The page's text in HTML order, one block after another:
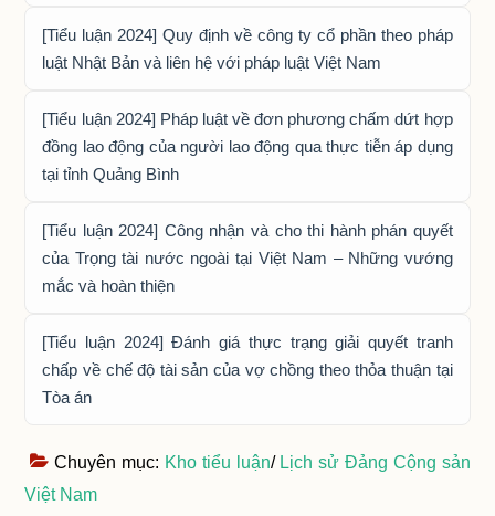
[Tiểu luận 2024] Quy định về công ty cổ phần theo pháp
luật Nhật Bản và liên hệ với pháp luật Việt Nam
[Tiểu luận 2024] Pháp luật về đơn phương chấm dứt hợp
đồng lao động của người lao động qua thực tiễn áp dụng
tại tỉnh Quảng Bình
[Tiểu luận 2024] Công nhận và cho thi hành phán quyết
của Trọng tài nước ngoài tại Việt Nam – Những vướng
mắc và hoàn thiện
[Tiểu luận 2024] Đánh giá thực trạng giải quyết tranh
chấp về chế độ tài sản của vợ chồng theo thỏa thuận tại
Tòa án
Chuyên mục: Kho tiểu luận/ Lịch sử Đảng Cộng sản
Việt Nam